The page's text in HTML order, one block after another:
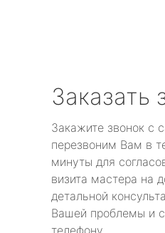
Заказать
Закажите звонок с
перезвоним Вам в
минуты для
визита мастера на
детальной
Вашей проблемы и